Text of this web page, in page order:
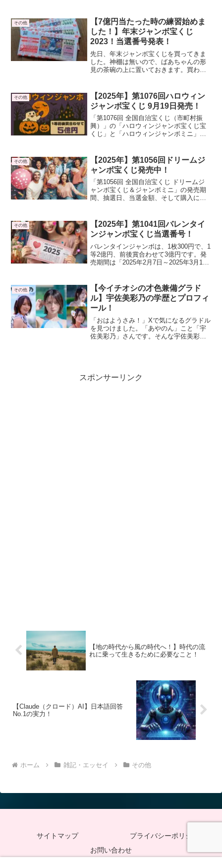
り続けたチョコレートをご紹介します。
参考にして頂ければ、幸いです。
その他
【7億円当たった時の練習始めま
した！】年末ジャンボ宝くじ
2023！当選番号発表！
先日、年末ジャンボ宝くじを買ってきま
した。神棚は無いので、ばあちゃんの形
見の茶碗の上に置いておきます。買わな
す。購入前の方は忘れずに！当選番号発
表！
その他
【2025年】第1076回ハロウィン
ジャンボ宝くじ 9月19日発売！
「第1076回 全国自治宝くじ（市町村振
興）」の「ハロウィンジャンボ宝くじ宝
くじ」と「ハロウィンジャンボミニ」が9
すめの開運日と避けるべき凶日まで、紹
介します。
その他
【2025年】第1056回ドリームジ
ャンボ宝くじ発売中！
「第1056回 全国自治宝くじ ドリームジ
ャンボ宝くじ＆ジャンボミニ」の発売期
間、抽選日、当選金額、そして購入にお
日～2025年6月6日、抽選日は2025年6月
18日です。
その他
【2025年】第1041回バレンタイ
ンジャンボ宝くじ当選番号！
バレンタインジャンボは、1枚300円で、1
等2億円、前後賞合わせて3億円です。発
売期間は「2025年2月7日～2025年3月10
「天赦日・一粒万倍日・寅の日の3月10
日」です。
その他
【今イチオシの才色兼備グラド
ル】宇佐美彩乃の学歴とプロフィ
ール！
「おはようさみ！」Xで気になるグラドル
を見つけました。「あやのん」こと「宇
佐美彩乃」さんです。そんな宇佐美彩乃
スポンサーリンク
【地の時代から風の時代へ！】時代の流
れに乗って生きるために必要なこと！
【Claude（クロード）AI】日本語回答
No.1の実力！
ホーム 雑記・エッセイ その他
サイトマップ
プライバシーポリシー
お問い合わせ